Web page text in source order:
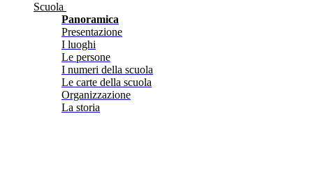
Scuola
Panoramica
Presentazione
I luoghi
Le persone
I numeri della scuola
Le carte della scuola
Organizzazione
La storia